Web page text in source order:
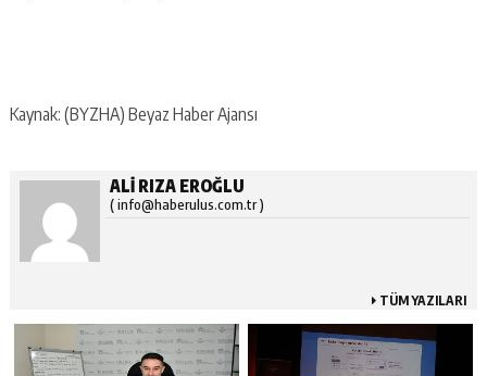
Kaynak: (BYZHA) Beyaz Haber Ajansı
ALI RIZA EROĞLU
( info@haberulus.com.tr )
TÜM YAZILARI